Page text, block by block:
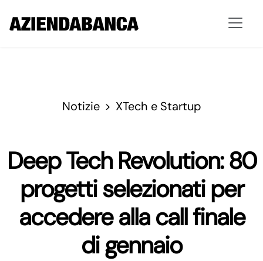
Notizie XTech e Startup
Deep Tech Revolution: 80
progetti selezionati per
accedere alla call finale
di gennaio